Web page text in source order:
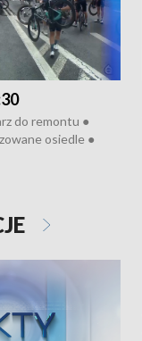
do remontu ●
osiedle ●